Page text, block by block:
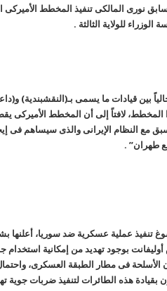
نوری المالکی تنفیذ المخطط
للولایة الثالثة .
بین قیادات ما یسمى بـ(النقشبندیة)
المخطط، لافتاً إلى أن المخطط الأمیرکی
مع النظام الإیرانی والذی سیساهم فی
مع طهران” .
تنفیذ عملیة عسکریة ضد سوریا،
أولیفانت بوجود تهدید من إمکانیة
فی مطار الطبقة العسکری،
هذه الطائرات لتنفیذ ضربات جویة